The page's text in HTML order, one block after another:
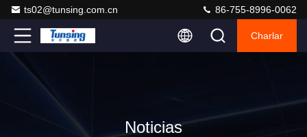
ts02@tunsing.com.cn 86-755-8996-0062
Charlar
Noticias